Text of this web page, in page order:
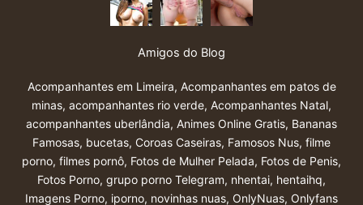
Amigos do Blog
Acompanhantes em Limeira, Acompanhantes em patos de
minas, acompanhantes rio verde, Acompanhantes Natal,
acompanhantes uberlândia, Animes Online Gratis, Bananas
Famosas, bucetas, Coroas Caseiras, Famosos Nus, filme
porno, filmes pornô, Fotos de Mulher Pelada, Fotos de Penis,
Fotos Porno, grupo porno Telegram, nhentai, hentaihq,
Imagens Porno, iporno, novinhas nuas, OnlyNuas, Onlyfans